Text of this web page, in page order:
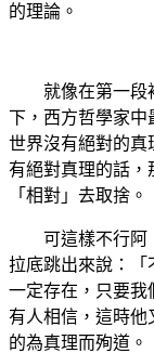
的理論。
就像在第一段裡
下，西方哲學家中
世界沒有絕對的真
有絕對真理的話，
「相對」去取捨。
可這樣不行阿，
拉底跳出來說：「
一定存在，只要我
有人相信，這時
的為真理而殉道。